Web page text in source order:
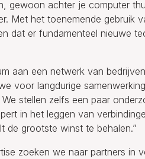
gewoon achter je computer
Met het toenemende gebruik
dat er fundamenteel nieuwe
aan een netwerk van
voor langdurige
stellen zelfs een paar
in het leggen van
de grootste winst te behalen.”
zoeken we naar partners in